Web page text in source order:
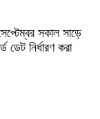
সকাল সাড়ে
নির্ধারণ করা